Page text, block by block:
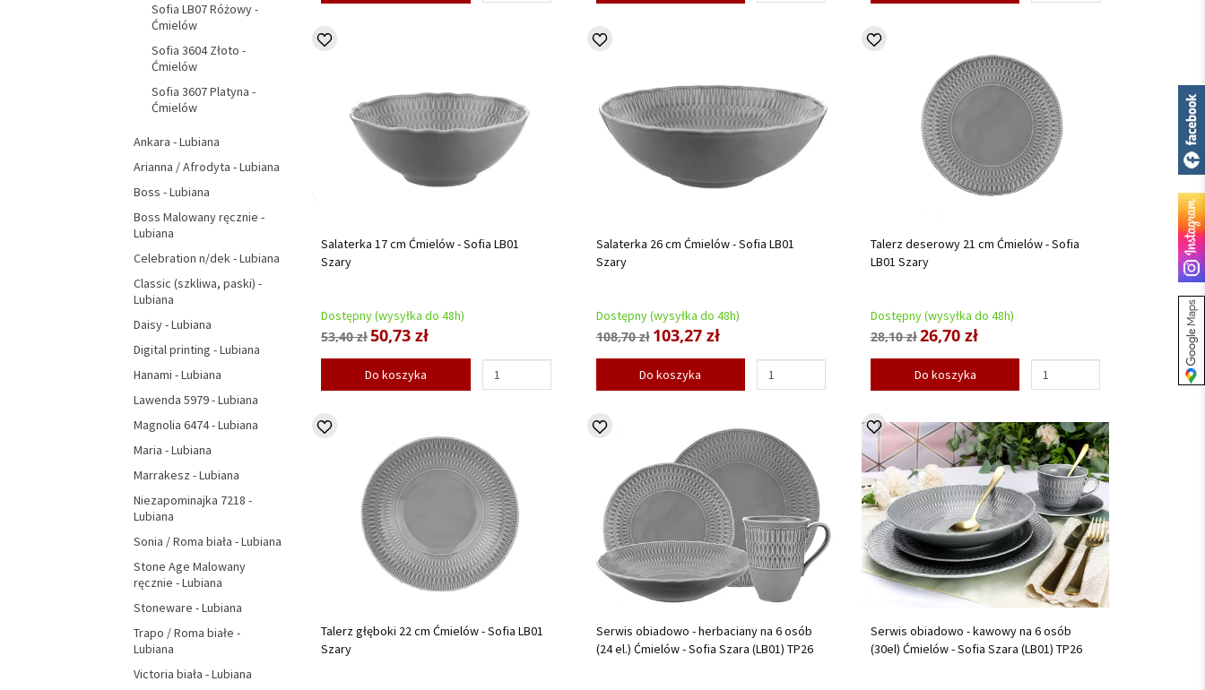
Salaterka 17 cm Ćmielów - Sofia LB01
Szary
Dostępny (wysyłka do 48h)
53,40 zł50,73 zł
Do koszyka
Salaterka 26 cm Ćmielów - Sofia LB01
Szary
Dostępny (wysyłka do 48h)
108,70 zł 103,27 zł
Do koszyka
Talerz deserowy 21 cm Ćmielów - Sofia
LB01 Szary
Dostępny (wysyłka do 48h)
28,10 zł26,70 zł
Do koszyka
Talerz głęboki 22 cm Ćmielów - Sofia LB01
Szary
Serwis obiadowo - herbaciany na 6 osób
(24 el.) Ćmielów - Sofia Szara (LB01) TP26
Serwis obiadowo - kawowy na 6 osób
(30el) Ćmielów - Sofia Szara (LB01) TP26
Sofia LB07 Różowy -
Ćmielów
Sofia 3604 Złoto -
Ćmielów
Sofia 3607 Platyna -
Ćmielów
Ankara - Lubiana
Arianna / Afrodyta - Lubiana
Boss - Lubiana
Boss Malowany ręcznie -
Lubiana
Celebration n/dek - Lubiana
Classic (szkliwa, paski) -
Lubiana
Daisy - Lubiana
Digital printing - Lubiana
Hanami - Lubiana
Lawenda 5979 - Lubiana
Magnolia 6474 - Lubiana
Maria - Lubiana
Marrakesz - Lubiana
Niezapominajka 7218 -
Lubiana
Sonia / Roma biała - Lubiana
Stone Age Malowany
ręcznie - Lubiana
Stoneware - Lubiana
Trapo / Roma białe -
Lubiana
Victoria biała - Lubiana